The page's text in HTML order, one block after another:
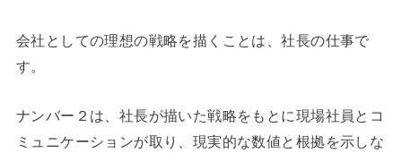
会社としての理想の戦略を描くことは、社長の仕事で
す。
ナンバー２は、社長が描いた戦略をもとに現場社員とコ
ミュニケーションが取り、現実的な数値と根拠を示しな